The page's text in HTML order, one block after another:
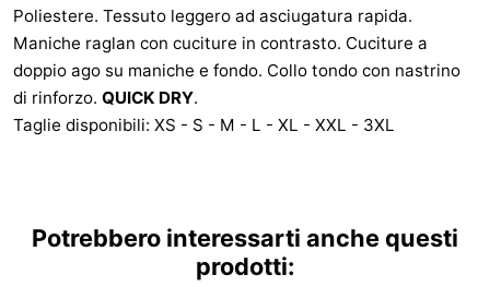
Poliestere. Tessuto leggero ad asciugatura rapida.
Maniche raglan con cuciture in contrasto. Cuciture a
doppio ago su maniche e fondo. Collo tondo con nastrino
di rinforzo. QUICK DRY.
Taglie disponibili: XS - S - M - L - XL - XXL - 3XL
Potrebbero interessarti anche questi
prodotti: